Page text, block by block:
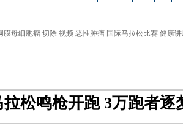
膜母细胞瘤 切除 视频 恶性肿瘤 国际马拉松比赛 健康
拉松鸣枪开跑 3万跑者逐